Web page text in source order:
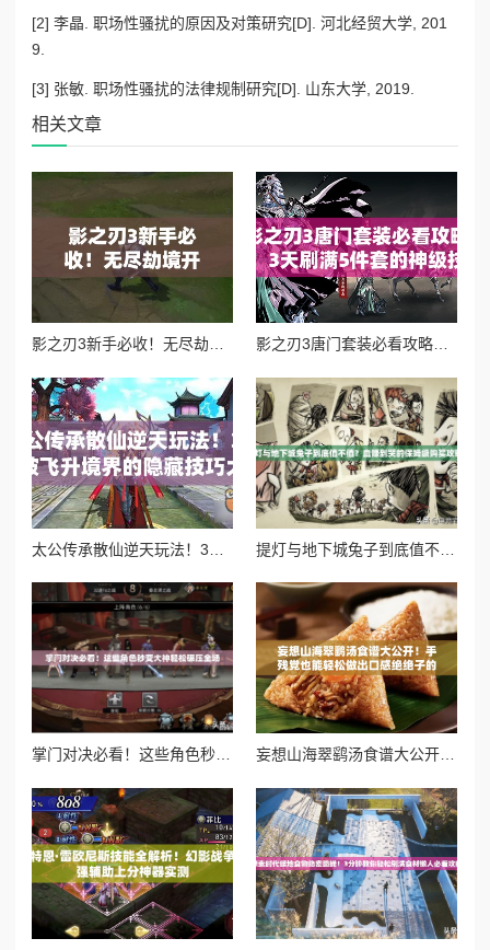
[2] 李晶. 职场性骚扰的原因及对策研究[D]. 河北经贸大学, 201
9.
[3] 张敏. 职场性骚扰的法律规制研究[D]. 山东大学, 2019.
相关文章
影之刃3唐门套装必看攻略！3天刷满5件套的神级技巧
提灯与地下城兔子到底值不值？血赚到哭的保姆级购买攻略！
掌门对决必看！这些角色秒变大神轻松碾压全场 妄想山海翠鹞汤食谱大公开！手残党也能轻松做出口感绝绝子的秘方